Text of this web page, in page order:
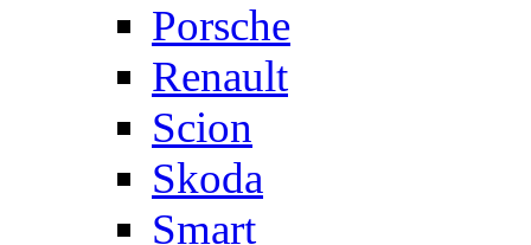
Porsche
Renault
Scion
Skoda
Smart